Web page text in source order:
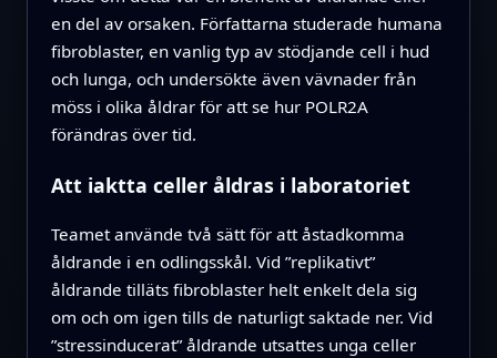
en del av orsaken. Författarna studerade humana
fibroblaster, en vanlig typ av stödjande cell i hud
och lunga, och undersökte även vävnader från
möss i olika åldrar för att se hur POLR2A
förändras över tid.
Att iaktta celler åldras i laboratoriet
Teamet använde två sätt för att åstadkomma
åldrande i en odlingsskål. Vid ”replikativt”
åldrande tilläts fibroblaster helt enkelt dela sig
om och om igen tills de naturligt saktade ner. Vid
”stressinducerat” åldrande utsattes unga celler